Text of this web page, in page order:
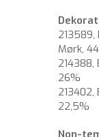
213589,
Mørk,
214388,
26%
213402,
22,5%
Non-